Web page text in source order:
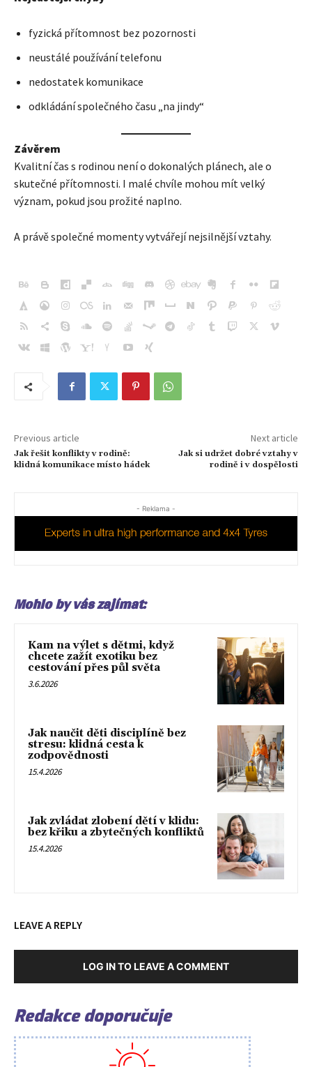
fyzická přítomnost bez pozornosti
neustálé používání telefonu
nedostatek komunikace
odkládání společného času „na jindy“
Závěrem
Kvalitní čas s rodinou není o dokonalých plánech, ale o
skutečné přítomnosti. I malé chvíle mohou mít velký
význam, pokud jsou prožité naplno.
A právě společné momenty vytvářejí nejsilnější vztahy.
Previous article
Jak řešit konflikty v rodině:
klidná komunikace místo hádek
Next article
Jak si udržet dobré vztahy v
rodině i v dospělosti
- Reklama -
Mohlo by vás zajímat:
Kam na výlet s dětmi, když
chcete zažít exotiku bez
cestování přes půl světa
3.6.2026
Jak naučit děti disciplíně bez
stresu: klidná cesta k
zodpovědnosti
15.4.2026
Jak zvládat zlobení dětí v klidu:
bez křiku a zbytečných konfliktů
15.4.2026
LEAVE A REPLY
LOG IN TO LEAVE A COMMENT
Redakce doporučuje